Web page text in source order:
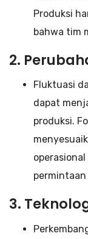
Produksi
bahwa tim
2.
Fluktuasi
dapat
produksi.
permintaan
3.